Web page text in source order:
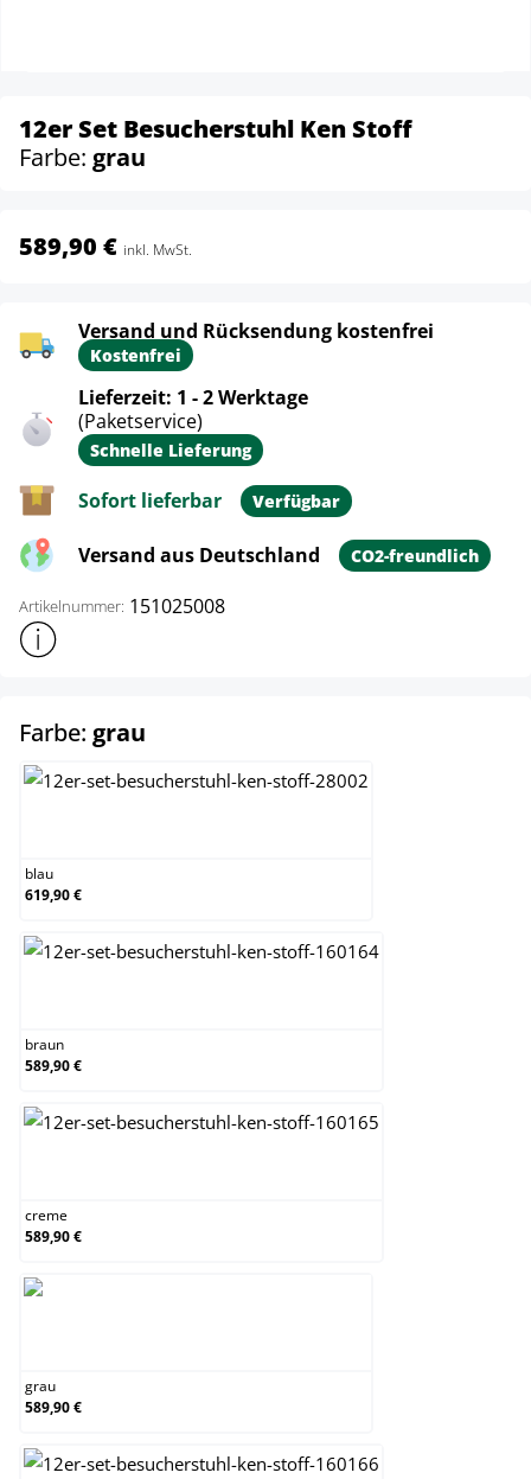
12er Set Besucherstuhl Ken Stoff
Farbe: grau
589,90 € inkl. MwSt.
Versand und Rücksendung kostenfrei
Kostenfrei
Lieferzeit: 1 - 2 Werktage
(Paketservice)
Schnelle Lieferung
Sofort lieferbar Verfügbar
Versand aus Deutschland CO2-freundlich
Artikelnummer: 151025008
Weitere Produktinformationen anzeigen
Farbe: grau
blau
619,90 €
braun
589,90 €
creme
589,90 €
grau
589,90 €